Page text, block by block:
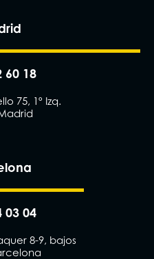
60 18
75, 1º Izq.
03 04
8-9, bajos